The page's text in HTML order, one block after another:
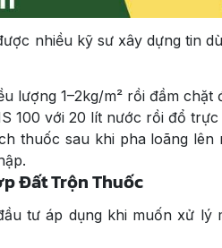
nhiều kỹ sư xây dựng tin
lượng 1–2kg/m² rồi đầm chặt
100 với 20 lít nước rồi đổ
thuốc sau khi pha loãng
Đất Trộn Thuốc
tư áp dụng khi muốn xử